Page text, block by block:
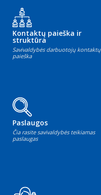
Kontaktų paieška ir
struktūra
Savivaldybės darbuotojų kontaktų
paieška
Paslaugos
Čia rasite savivaldybės teikiamas
paslaugas